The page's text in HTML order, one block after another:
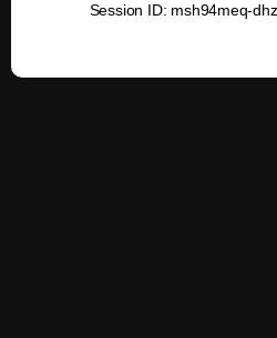
Session ID: msh94meq-